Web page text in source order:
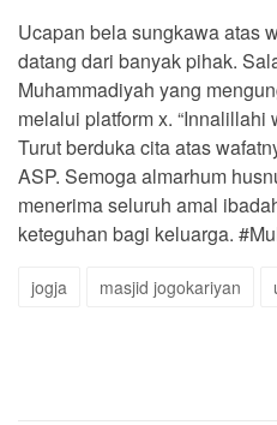
Ucapan bela sungkawa atas
datang dari banyak pihak.
Muhammadiyah yang
melalui platform x.
Turut berduka cita atas
ASP. Semoga almarhum
menerima seluruh amal
keteguhan bagi keluarga.
jogja masjid jogokariyan